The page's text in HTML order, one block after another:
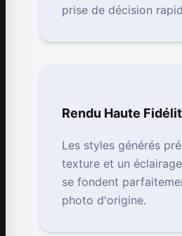
prise de décision
Rendu Haute
Les styles générés
texture et un
se fondent
photo d'origine.